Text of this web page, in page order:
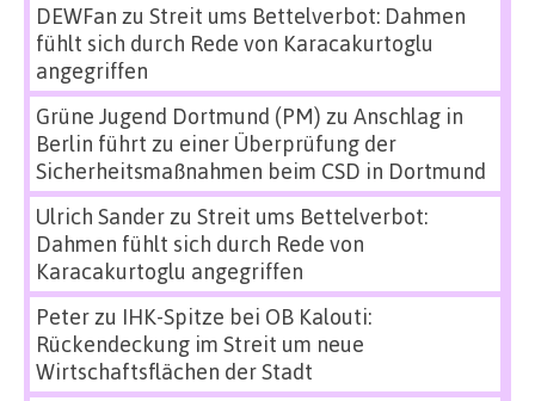
DEWFan zu Streit ums Bettelverbot: Dahmen
fühlt sich durch Rede von Karacakurtoglu
angegriffen
Grüne Jugend Dortmund (PM) zu Anschlag in
Berlin führt zu einer Überprüfung der
Sicherheitsmaßnahmen beim CSD in Dortmund
Ulrich Sanderzu Streit ums Bettelverbot:
Dahmen fühlt sich durch Rede von
Karacakurtoglu angegriffen
Peterzu IHK-Spitze bei OB Kalouti:
Rückendeckung im Streit um neue
Wirtschaftsflächen der Stadt